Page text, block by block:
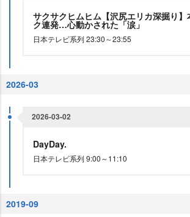
サクサクヒムヒム【沢尻エリカ深掘り
ク連発…心動かされた「涙」
日本テレビ系列 23:30～23:55
2026-03
2026-03-02
DayDay.
日本テレビ系列 9:00～11:10
2019-09